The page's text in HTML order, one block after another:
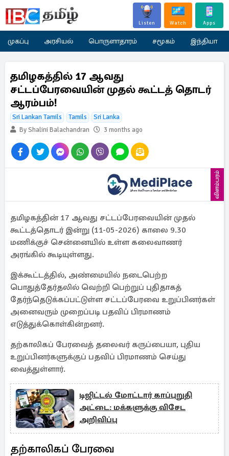
Listen Watch Apps
முகப்பு அரசியல் பொருளாதாரம் சமூகம் இந்தியா
தமிழகத்தில் 17 ஆவது
சட்டப்பேரவையின் முதல் கூட்டத் தொடர்
ஆரம்பம்!
Sri Lankan Tamils Tamils
Sri Lanka
By Shalini Balachandran
3 months ago
விளம்பரம்
தமிழகத்தின் 17 ஆவது சட்டப்பேரவையின் முதல்
கூட்டத்தொடர் இன்று (11-05-2026) காலை 9.30
மணிக்குச் சென்னையில் உள்ள கலைவாணர்
அரங்கில் கூடியுள்ளது.
இக்கூட்டத்தில், அண்மையில் நடைபெற்ற
பொதுத்தேர்தலில் வெற்றி பெற்றுப் புதிதாகத்
தேர்ந்தெடுக்கப்பட்டுள்ள சட்டப்பேரவை உறுப்பினர்கள்
அனைவரும் முறைப்படி பதவிப் பிரமாணம்
எடுத்துக்கொள்கின்றனர்.
தற்காலிகப் பேரவைத் தலைவர் கருப்பையா, புதிய
உறுப்பினர்களுக்குப் பதவிப் பிரமாணம் செய்து
வைத்துள்ளார்.
டிஜிட்டல் மோட்டார் காப்புறுதி
அட்டை: மக்களுக்கு விசேட
அறிவிப்பு
தற்காலிகப் பேரவை